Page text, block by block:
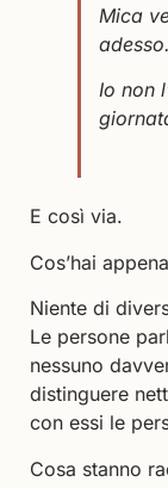
Mica
adesso.
Io non
E così via.
Cos’hai
Niente di
Le persone
nessuno
distinguere
con essi le
Cosa stanno